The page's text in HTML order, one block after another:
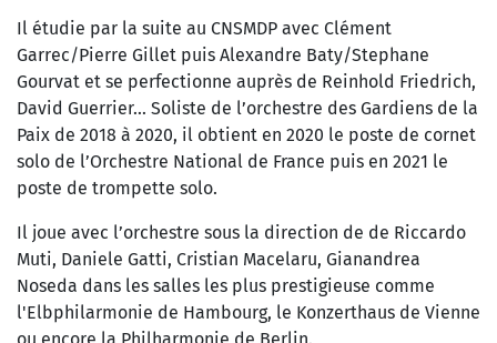
Il étudie par la suite au CNSMDP avec Clément
Garrec/Pierre Gillet puis Alexandre Baty/Stephane
Gourvat et se perfectionne auprès de Reinhold Friedrich,
David Guerrier... Soliste de l’orchestre des Gardiens de la
Paix de 2018 à 2020, il obtient en 2020 le poste de cornet
solo de l’Orchestre National de France puis en 2021 le
poste de trompette solo.
Il joue avec l’orchestre sous la direction de de Riccardo
Muti, Daniele Gatti, Cristian Macelaru, Gianandrea
Noseda dans les salles les plus prestigieuse comme
l'Elbphilarmonie de Hambourg, le Konzerthaus de Vienne